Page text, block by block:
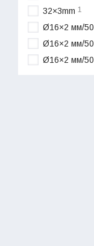
32×3mm 1
Ø16×2 мм/
Ø16×2 мм/
Ø16×2 мм/